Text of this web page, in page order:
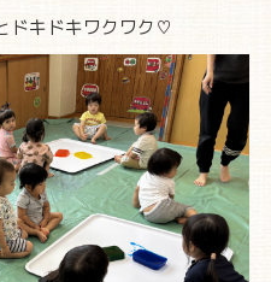
ドキドキワクワク♡